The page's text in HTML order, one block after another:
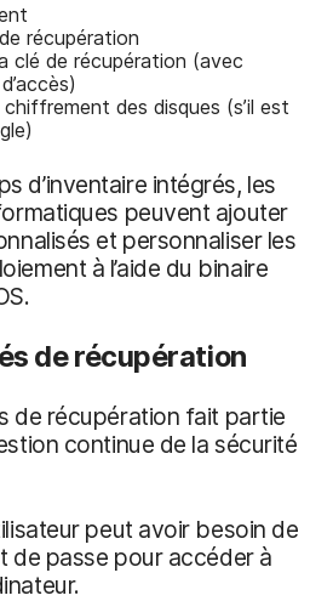
récupération
clé de récupération (avec
des disques (s’il est
d’inventaire intégrés, les
peuvent ajouter
et personnaliser les
à l’aide du binaire
de récupération
de récupération fait partie
continue de la sécurité
peut avoir besoin de
de passe pour accéder à